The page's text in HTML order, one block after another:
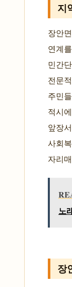
지
장안
연계
민간
전문
주민
적시
앞장
사회
자리
노
장